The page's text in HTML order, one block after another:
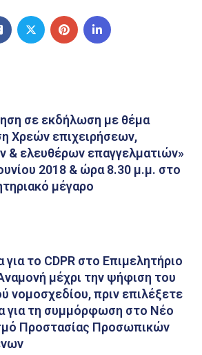
σε εκδήλωση με θέμα
Χρεών επιχειρήσεων,
& ελευθέρων επαγγελματιών»
2018 & ώρα 8.30 μ.μ. στο
μέγαρο
για το CDPR στο Επιμελητήριο
μέχρι την ψήφιση του
νομοσχεδίου, πριν επιλέξετε
για τη συμμόρφωση στο Νέο
Προστασίας Προσωπικών